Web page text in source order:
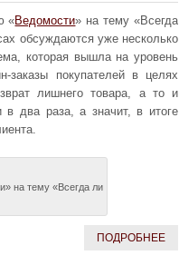
«Ведомости» на тему «Всегда
обсуждаются уже несколько
которая вышла на уровень
заказы покупателей в целях
лишнего товара, а то и
в два раза, а значит, в итоге
на тему «Всегда ли
ПОДРОБНЕЕ